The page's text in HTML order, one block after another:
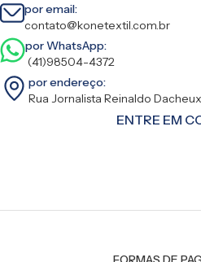
por email:
contato@konetextil.com.br
por WhatsApp:
(41)98504-4372
por endereço:
Rua Jornalista Reinaldo
ENTRE EM